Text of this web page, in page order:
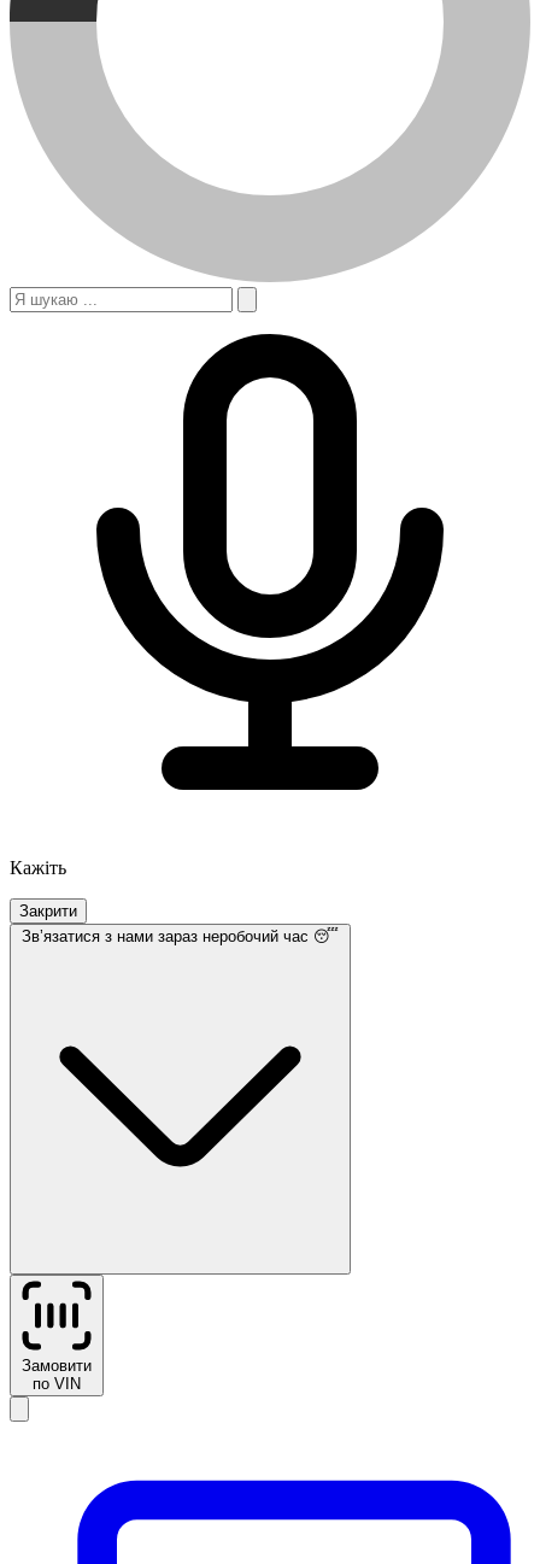
Кажіть
Закрити
Звʼязатися з нами зараз неробочий час 😴
Замовити
по VIN